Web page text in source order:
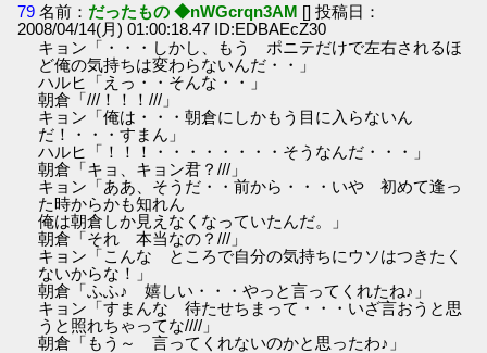
79 名前： だったもの ◆nWGcrqn3AM [] 投稿日：
2008/04/14(月) 01:00:18.47 ID:EDBAEcZ30
キョン「・・・しかし、もう ポニテだけで左右されるほ
ど俺の気持ちは変わらないんだ・・」
ハルヒ「えっ・・そんな・・」
朝倉「///！！！///」
キョン「俺は・・・朝倉にしかもう目に入らないん
だ！・・・すまん」
ハルヒ「！！！・・・・・・・・そうなんだ・・・」
朝倉「キョ、キョン君？///」
キョン「ああ、そうだ・・前から・・・いや 初めて逢っ
た時からかも知れん
俺は朝倉しか見えなくなっていたんだ。」
朝倉「それ 本当なの？///」
キョン「こんな ところで自分の気持ちにウソはつきたく
ないからな！」
朝倉「ふふ♪ 嬉しい・・・やっと言ってくれたね♪」
キョン「すまんな 待たせちまって・・・いざ言おうと思
うと照れちゃってな////」
朝倉「もう～ 言ってくれないのかと思ったわ♪」